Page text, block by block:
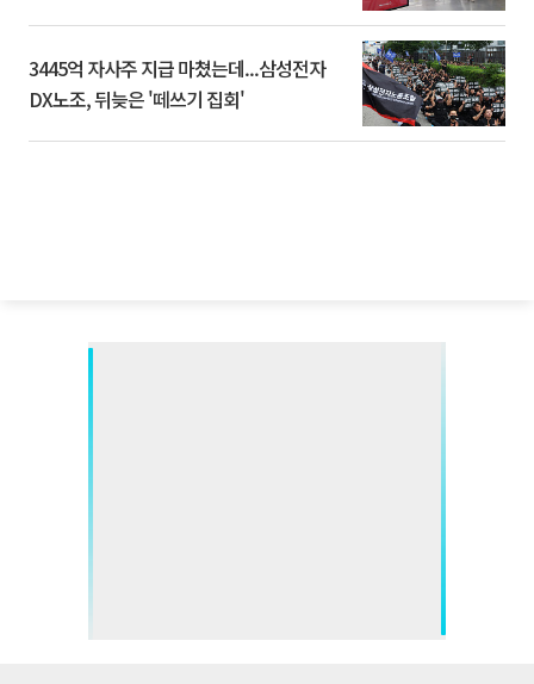
3445억 자사주 지급 마쳤는데...삼성전자
DX노조, 뒤늦은 '떼쓰기 집회'